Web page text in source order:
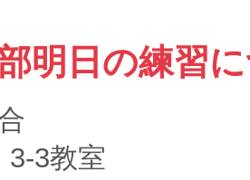
明日の練習
3教室